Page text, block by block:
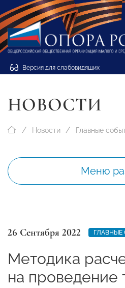
Версия для слабовидящих
НОВОСТИ
Новости Главные
Меню
26 Сентября 2022 ГЛАВНЫЕ
Методика
на проведение